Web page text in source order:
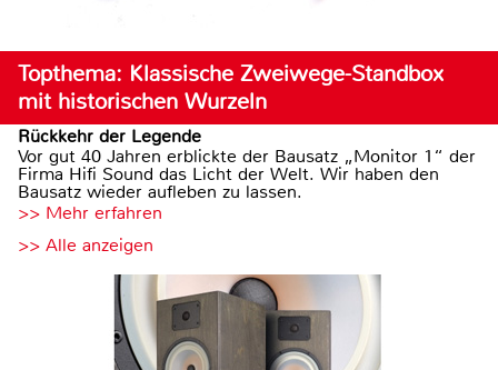
Topthema: Klassische Zweiwege-Standbox
mit historischen Wurzeln
Rückkehr der Legende
Vor gut 40 Jahren erblickte der Bausatz „Monitor 1“ der
Firma Hifi Sound das Licht der Welt. Wir haben den
Bausatz wieder aufleben zu lassen.
>> Mehr erfahren
>> Alle anzeigen